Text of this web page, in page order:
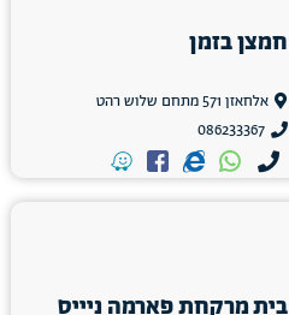
חמצן בזמן
אלחאזן 571 מתחם שלוש רהט
086233367
בית מרקחת פארמה ניייס